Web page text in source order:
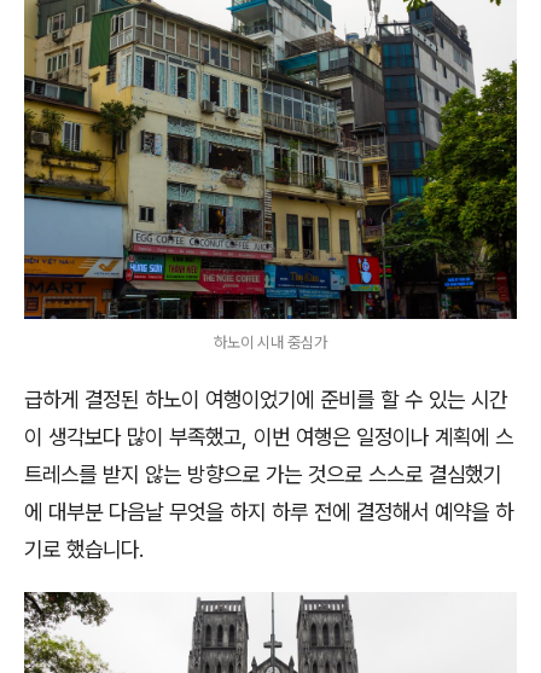
하노이 시내 중심가
급하게 결정된 하노이 여행이었기에 준비를 할 수 있는 시간
이 생각보다 많이 부족했고, 이번 여행은 일정이나 계획에 스
트레스를 받지 않는 방향으로 가는 것으로 스스로 결심했기
에 대부분 다음날 무엇을 하지 하루 전에 결정해서 예약을 하
기로 했습니다.